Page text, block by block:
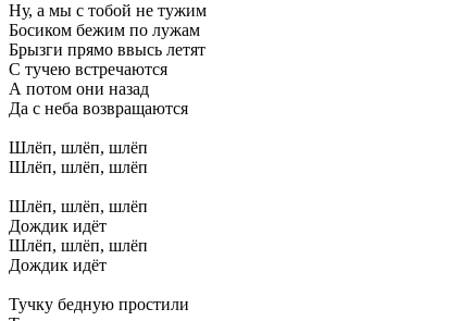
Ну, а мы с тобой не тужим
Босиком бежим по лужам
Брызги прямо ввысь летят
С тучею встречаются
А потом они назад
Да с неба возвращаются
Шлёп, шлёп, шлёп
Шлёп, шлёп, шлёп
Шлёп, шлёп, шлёп
Дождик идёт
Шлёп, шлёп, шлёп
Дождик идёт
Тучку бедную простили